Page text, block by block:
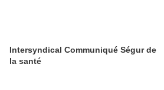
Intersyndical Communiqué Ségur de
la santé